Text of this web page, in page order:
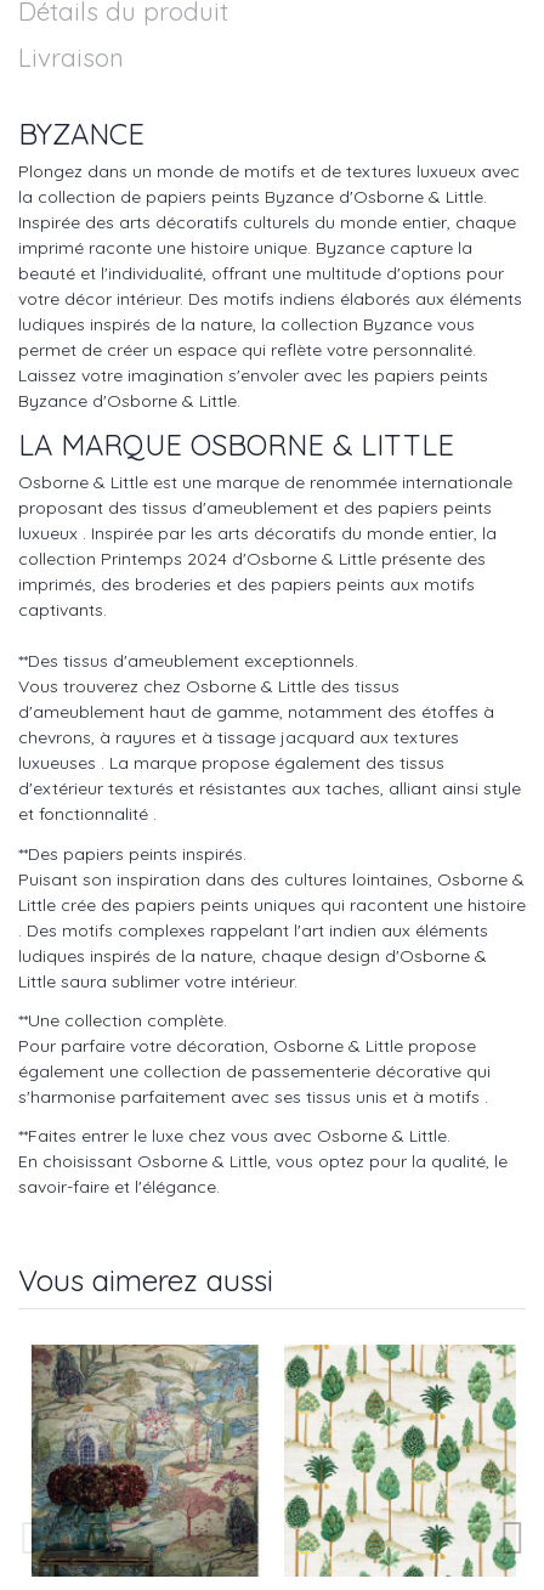
Détails du produit
Livraison
BYZANCE
Plongez dans un monde de motifs et de textures luxueux avec
la collection de papiers peints Byzance d'Osborne & Little.
Inspirée des arts décoratifs culturels du monde entier, chaque
imprimé raconte une histoire unique. Byzance capture la
beauté et l'individualité, offrant une multitude d'options pour
votre décor intérieur. Des motifs indiens élaborés aux éléments
ludiques inspirés de la nature, la collection Byzance vous
permet de créer un espace qui reflète votre personnalité.
Laissez votre imagination s'envoler avec les papiers peints
Byzance d'Osborne & Little.
LA MARQUE OSBORNE & LITTLE
Osborne & Little est une marque de renommée internationale
proposant des tissus d'ameublement et des papiers peints
luxueux . Inspirée par les arts décoratifs du monde entier, la
collection Printemps 2024 d'Osborne & Little présente des
imprimés, des broderies et des papiers peints aux motifs
captivants.
**Des tissus d'ameublement exceptionnels.
Vous trouverez chez Osborne & Little des tissus
d'ameublement haut de gamme, notamment des étoffes à
chevrons, à rayures et à tissage jacquard aux textures
luxueuses . La marque propose également des tissus
d'extérieur texturés et résistantes aux taches, alliant ainsi style
et fonctionnalité .
**Des papiers peints inspirés.
Puisant son inspiration dans des cultures lointaines, Osborne &
Little crée des papiers peints uniques qui racontent une histoire
. Des motifs complexes rappelant l'art indien aux éléments
ludiques inspirés de la nature, chaque design d'Osborne &
Little saura sublimer votre intérieur.
**Une collection complète.
Pour parfaire votre décoration, Osborne & Little propose
également une collection de passementerie décorative qui
s'harmonise parfaitement avec ses tissus unis et à motifs .
**Faites entrer le luxe chez vous avec Osborne & Little.
En choisissant Osborne & Little, vous optez pour la qualité, le
savoir-faire et l'élégance.
Vous aimerez aussi